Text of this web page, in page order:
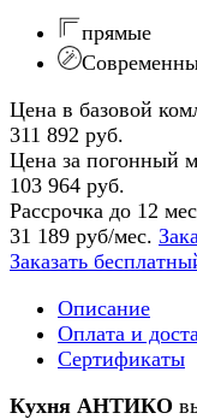
прямые
Цена в базовой
311 892 руб.
Цена за погонный
103 964 руб.
Рассрочка до 12
31 189 руб/мес.
Заказать
Описание
Оплата и
Сертификаты
Кухня АНТИКО